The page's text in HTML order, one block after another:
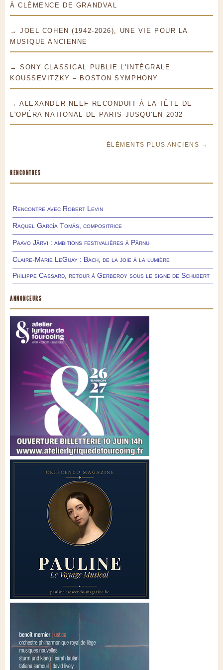
À CLÉMENCE DE GRANDVAL
→ JOEL COHEN (1942-2026), UNE VIE POUR LA
MUSIQUE ANCIENNE
→ SONY CLASSICAL PUBLIE L'INTÉGRALE
KOUSSEVITZKY – BOSTON SYMPHONY
→ ALEXANDER NEEF RECONDUIT À LA TÊTE DE
L'OPÉRA NATIONAL DE PARIS JUSQU'EN 2032
ÉLÉMENTS PLUS ANCIENS →
RENCONTRES
Rencontre avec Robert Levin
Raquel García Tomás, compositrice
Paavo Järvi : ambitions festivalières à Pärnu
Claire-Marie LeGuay : Bach, de la joie à la lumière
Philippe Cassard, retour à Gerberoy sous le signe de Schubert
ANNONCEURS